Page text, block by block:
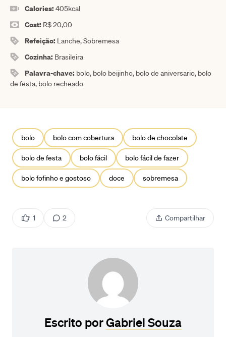
Calories:405kcal
Cost: R$ 20,00
Refeição: Lanche, Sobremesa
Cozinha: Brasileira
Palavra-chave: bolo, bolo beijinho, bolo de aniversario, bolo
de festa, bolo recheado
bolo bolo com cobertura bolo de chocolate
bolo de festa bolo fácil bolo fácil de fazer
bolo fofinho e gostoso doce sobremesa
1 2 Compartilhar
Escrito porGabriel Souza